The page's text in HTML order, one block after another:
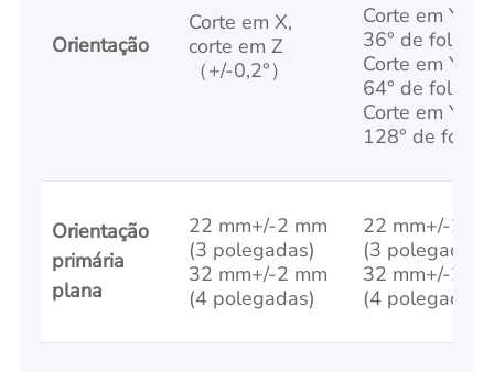
Orientação
Corte em X,
corte em Z
（+/-0,2°）
Corte em Y
36° de folga,
Corte em Y
64° de folga,
Corte em Y
128° de folga
Orientação
primária
plana
22 mm+/-2 mm
(3 polegadas)
32 mm+/-2 mm
(4 polegadas)
22 mm+/-2
(3 polegadas)
32 mm+/-2
(4 polegadas)